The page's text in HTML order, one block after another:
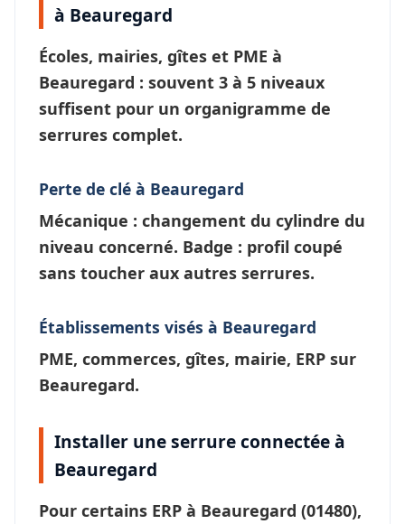
à Beauregard
Écoles, mairies, gîtes et PME à
Beauregard : souvent 3 à 5 niveaux
suffisent pour un organigramme de
serrures complet.
Perte de clé à Beauregard
Mécanique : changement du cylindre du
niveau concerné. Badge : profil coupé
sans toucher aux autres serrures.
Établissements visés à Beauregard
PME, commerces, gîtes, mairie, ERP sur
Beauregard.
Installer une serrure connectée à
Beauregard
Pour certains ERP à Beauregard (01480),